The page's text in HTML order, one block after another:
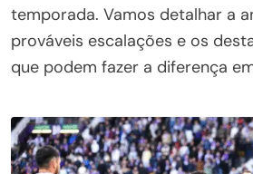
temporada. Vamos detalhar a
prováveis escalações e os
que podem fazer a diferença